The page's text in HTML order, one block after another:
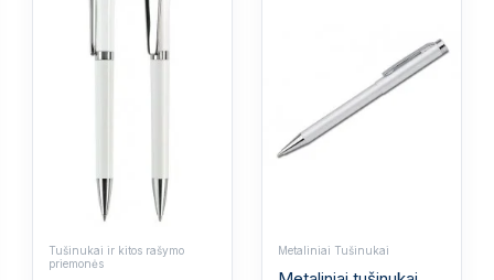
Tušinukai ir kitos rašymo
priemonės
Metaliniai Tušinukai